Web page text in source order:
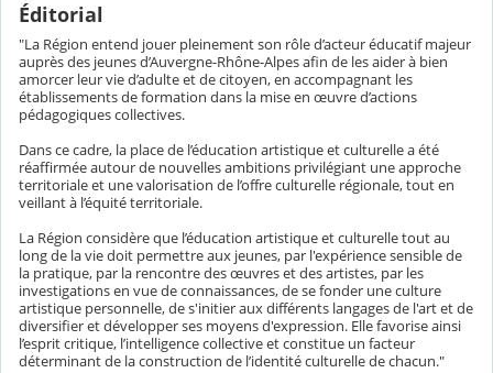
Éditorial
"La Région entend jouer pleinement son rôle d’acteur éducatif majeur
auprès des jeunes d’Auvergne-Rhône-Alpes afin de les aider à bien
amorcer leur vie d’adulte et de citoyen, en accompagnant les
établissements de formation dans la mise en œuvre d’actions
pédagogiques collectives.
Dans ce cadre, la place de l’éducation artistique et culturelle a été
réaffirmée autour de nouvelles ambitions privilégiant une approche
territoriale et une valorisation de l’offre culturelle régionale, tout en
veillant à l’équité territoriale.
La Région considère que l’éducation artistique et culturelle tout au
long de la vie doit permettre aux jeunes, par l'expérience sensible de
la pratique, par la rencontre des œuvres et des artistes, par les
investigations en vue de connaissances, de se fonder une culture
artistique personnelle, de s'initier aux différents langages de l'art et de
diversifier et développer ses moyens d'expression. Elle favorise ainsi
l’esprit critique, l’intelligence collective et constitue un facteur
déterminant de la construction de l’identité culturelle de chacun."